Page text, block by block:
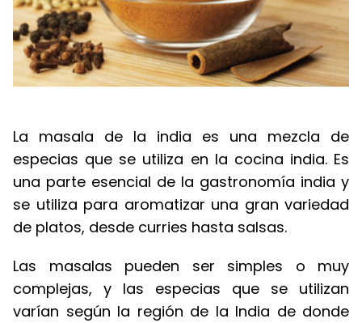
La masala de la india es una mezcla de
especias que se utiliza en la cocina india. Es
una parte esencial de la gastronomía india y
se utiliza para aromatizar una gran variedad
de platos, desde curries hasta salsas.
Las masalas pueden ser simples o muy
complejas, y las especias que se utilizan
varían según la región de la India de donde